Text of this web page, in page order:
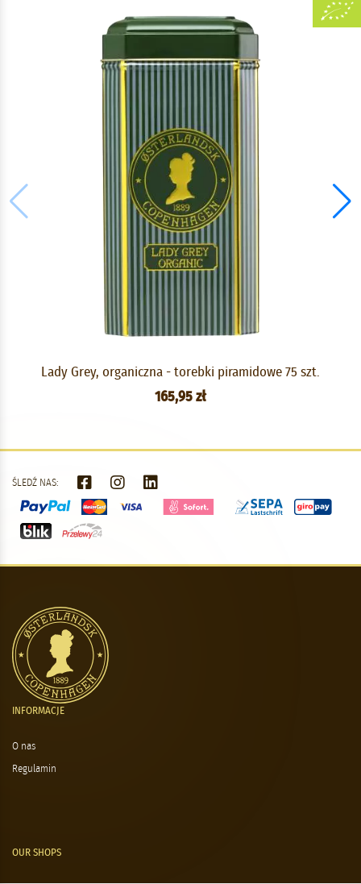
Lady Grey, organiczna - torebki piramidowe 75 szt.
165,95 zł
ŚLEDŹ NAS:
INFORMACJE
O nas
Regulamin
OUR SHOPS